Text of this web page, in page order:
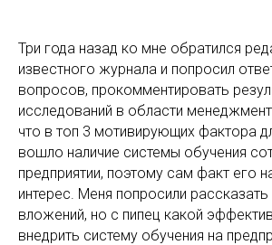
Три года назад ко мне обратился
известного журнала и попросил
вопросов, прокомментировать
исследований в области
что в топ 3 мотивирующих фактора
вошло наличие системы обучения
предприятии, поэтому сам факт его
интерес. Меня попросили
вложений, но с пипец какой
внедрить систему обучения на